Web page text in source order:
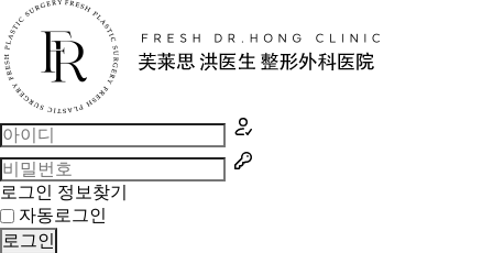
로그인 정보찾기
자동로그인
로그인